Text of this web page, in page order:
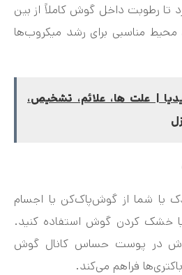
تا رطوبت داخل گوش کاملاً از بین
مناسبی برای رشد میکروب‌ها
| علت ها، علائم، تشخیص،
یا شما از گوش‌پاک‌کن یا اجسام
یا خشک کردن گوش استفاده کنید.
در پوست حساس کانال گوش
فراهم می‌کند.